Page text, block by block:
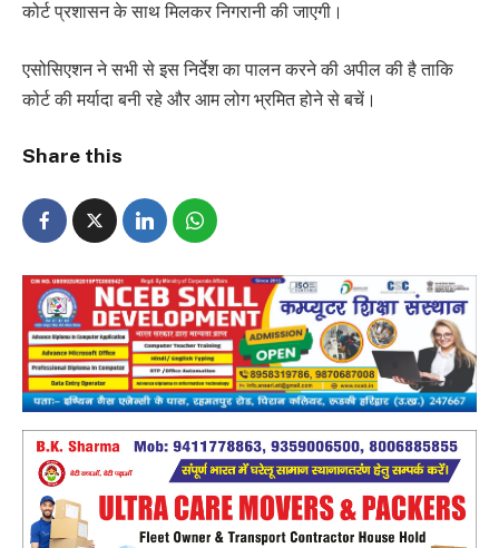
कोर्ट प्रशासन के साथ मिलकर निगरानी की जाएगी।
एसोसिएशन ने सभी से इस निर्देश का पालन करने की अपील की है ताकि
कोर्ट की मर्यादा बनी रहे और आम लोग भ्रमित होने से बचें।
Share this